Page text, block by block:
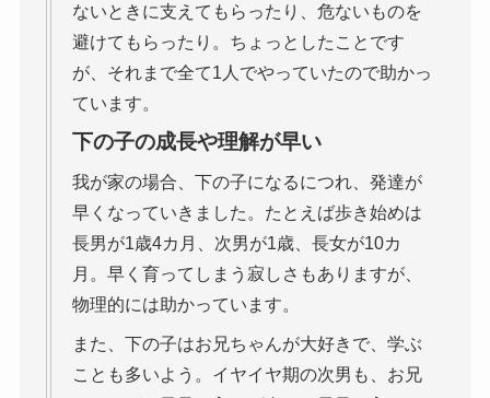
ないときに支えてもらったり、危ないものを
避けてもらったり。ちょっとしたことです
が、それまで全て1人でやっていたので助かっ
ています。
下の子の成長や理解が早い
我が家の場合、下の子になるにつれ、発達が
早くなっていきました。たとえば歩き始めは
長男が1歳4カ月、次男が1歳、長女が10カ
月。早く育ってしまう寂しさもありますが、
物理的には助かっています。
また、下の子はお兄ちゃんが大好きで、学ぶ
ことも多いよう。イヤイヤ期の次男も、お兄